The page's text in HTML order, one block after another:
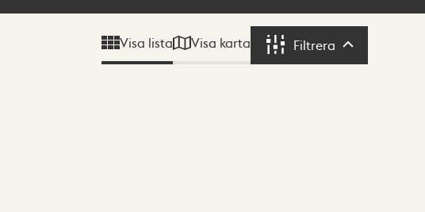
Visa lista Visa karta Filtrera Filtrera